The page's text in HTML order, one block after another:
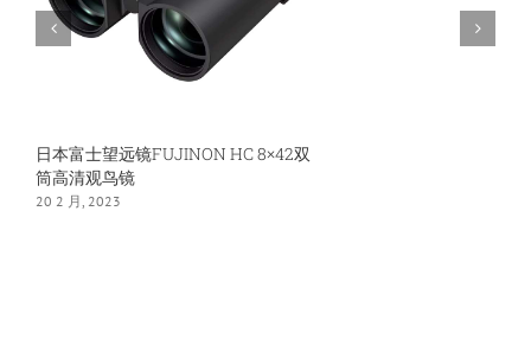
TS1640
16×40
日本富士望远镜FUJINON HC 8×42双
筒高清观鸟镜
20 2 月, 2023